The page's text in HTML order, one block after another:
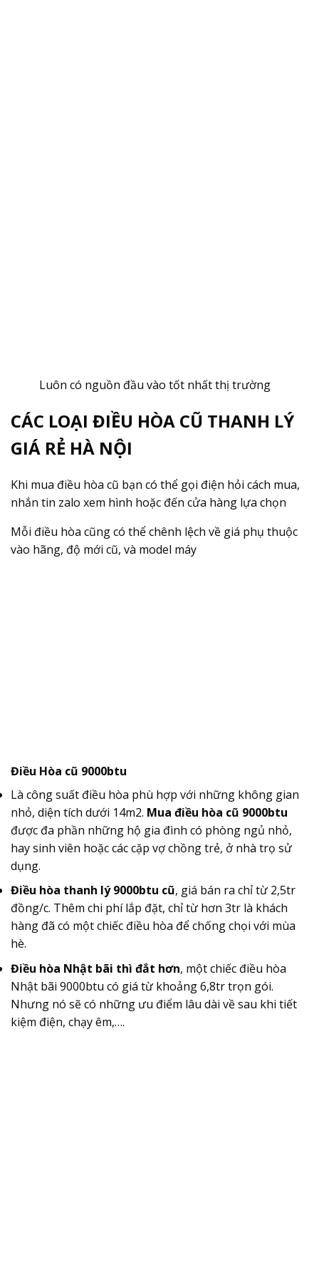
Luôn có nguồn đầu vào tốt nhất thị trường
CÁC LOẠI ĐIỀU HÒA CŨ THANH LÝ
GIÁ RẺ HÀ NỘI
Khi mua điều hòa cũ bạn có thể gọi điện hỏi cách mua,
nhắn tin zalo xem hình hoặc đến cửa hàng lựa chọn
Mỗi điều hòa cũng có thể chênh lệch về giá phụ thuộc
vào hãng, độ mới cũ, và model máy
Điều Hòa cũ 9000btu
Là công suất điều hòa phù hợp với những không gian
nhỏ, diện tích dưới 14m2. Mua điều hòa cũ 9000btu
được đa phần những hộ gia đình có phòng ngủ nhỏ,
hay sinh viên hoặc các cặp vợ chồng trẻ, ở nhà trọ sử
dụng.
Điều hòa thanh lý 9000btu cũ, giá bán ra chỉ từ 2,5tr
đồng/c. Thêm chi phí lắp đặt, chỉ từ hơn 3tr là khách
hàng đã có một chiếc điều hòa để chống chọi với mùa
hè.
Điều hòa Nhật bãi thì đắt hơn, một chiếc điều hòa
Nhật bãi 9000btu có giá từ khoảng 6,8tr trọn gói.
Nhưng nó sẽ có những ưu điểm lâu dài về sau khi tiết
kiệm điện, chạy êm,….